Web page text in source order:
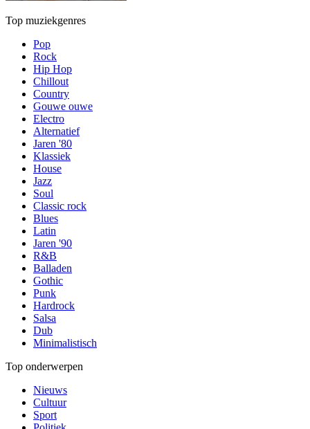
Top muziekgenres
Pop
Rock
Hip Hop
Chillout
Country
Gouwe ouwe
Electro
Alternatief
Jaren '80
Klassiek
House
Jazz
Soul
Classic rock
Blues
Latin
Jaren '90
R&B
Balladen
Gothic
Punk
Hardrock
Salsa
Dub
Minimalistisch
Top onderwerpen
Nieuws
Cultuur
Sport